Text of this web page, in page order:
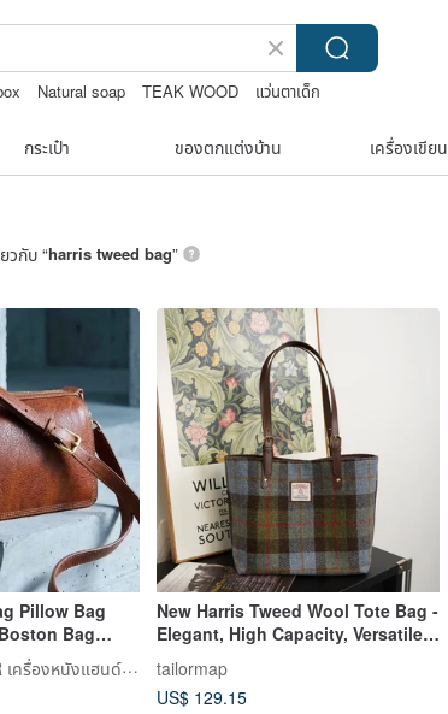
Natural soap TEAK WOOD
แว่นตาเด็ก
กระเป๋า ของตกแต่งบ้าน เครื่องเขียน
วกับ “harris tweed bag”
Pillow Bag
Bag
Tumbled
Leather
VULCAN LEATHER เครื่องหนังแฮนด์เมดระดับพรีเมียม
New Harris Tweed Wool Tote Bag -
Elegant, High Capacity, Versatile
tailormap
US$ 129.15